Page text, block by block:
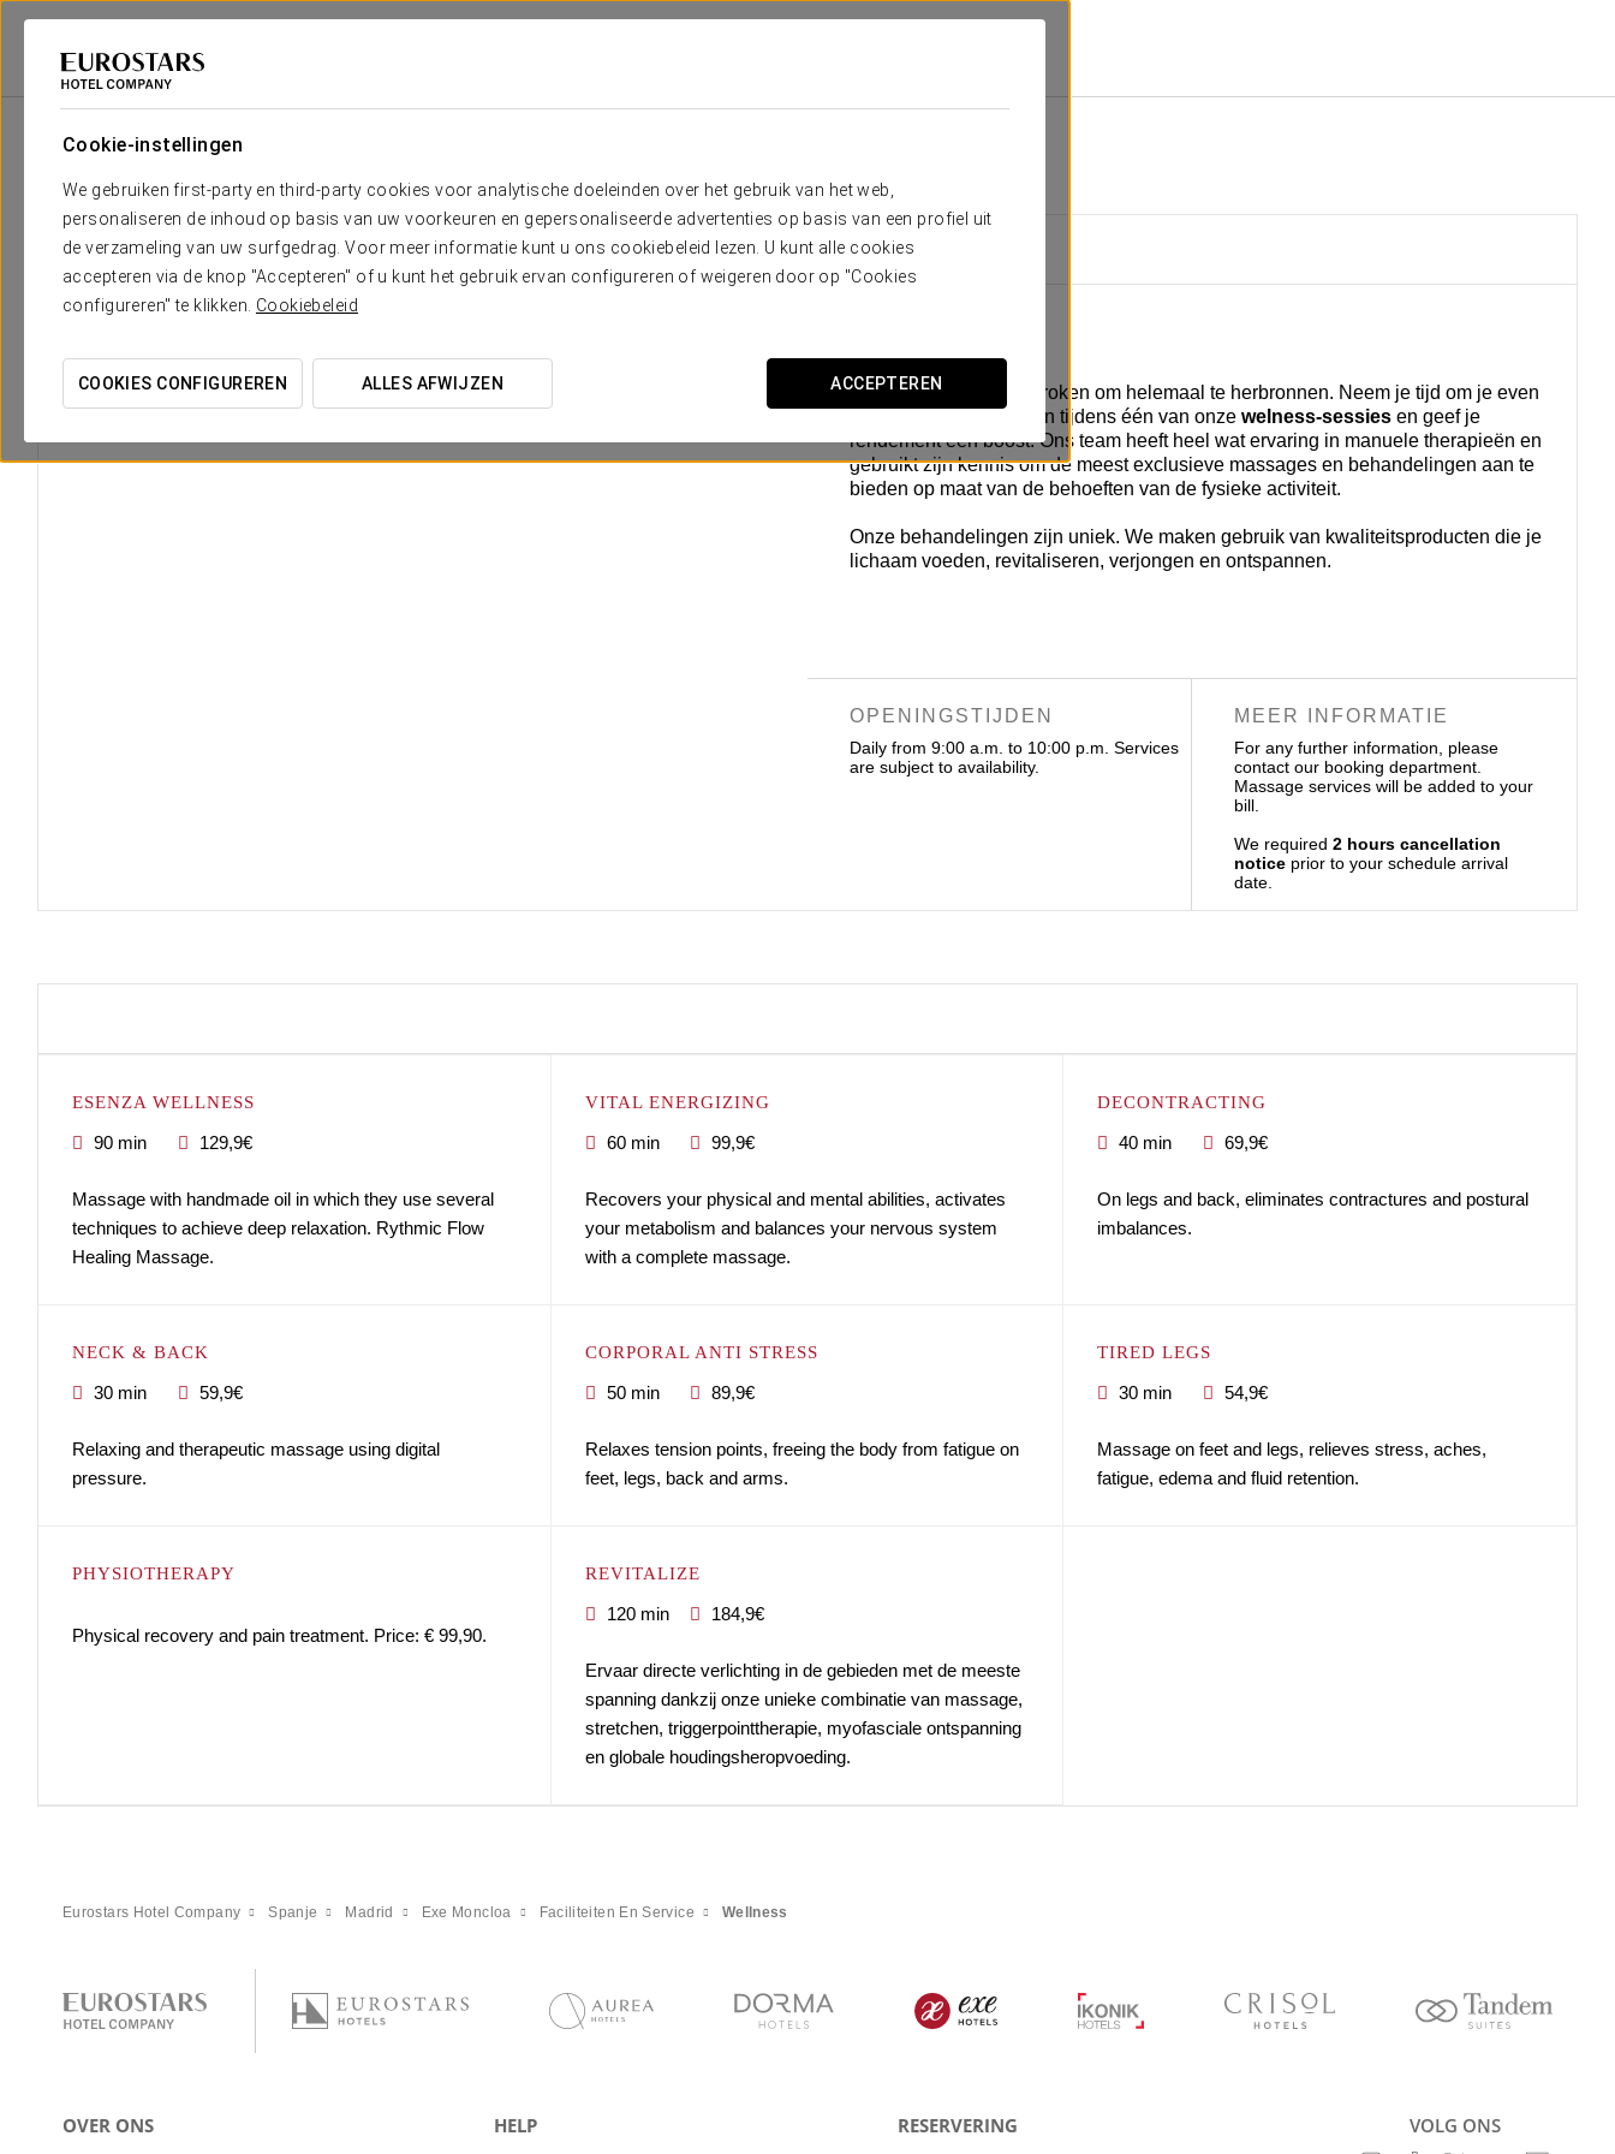
Cookie-instellingen
We gebruiken first-party en third-party cookies voor analytische doeleinden over het gebruik van het web,
personaliseren de inhoud op basis van uw voorkeuren en gepersonaliseerde advertenties op basis van een profiel uit
de verzameling van uw surfgedrag. Voor meer informatie kunt u ons cookiebeleid lezen. U kunt alle cookies
accepteren via de knop "Accepteren" of u kunt het gebruik ervan configureren of weigeren door op "Cookies
configureren" te klikken. Cookiebeleid
COOKIES CONFIGUREREN ALLES AFWIJZEN ACCEPTEREN
Eurostars Hotel Company
Het moment is aangebroken om helemaal te herbronnen. Neem je tijd om je even
helemaal te ontspannen tijdens één van onze welness-sessies en geef je
rendement een boost. Ons team heeft heel wat ervaring in manuele therapieën en
gebruikt zijn kennis om de meest exclusieve massages en behandelingen aan te
bieden op maat van de behoeften van de fysieke activiteit.
Onze behandelingen zijn uniek. We maken gebruik van kwaliteitsproducten die je
lichaam voeden, revitaliseren, verjongen en ontspannen.
OPENINGSTIJDEN
Daily from 9:00 a.m. to 10:00 p.m. Services
are subject to availability.
MEER INFORMATIE
For any further information, please
contact our booking department.
Massage services will be added to your
bill.
We required 2 hours cancellation
notice prior to your schedule arrival
date.
ESENZA WELLNESS
90 min 129,9€
Massage with handmade oil in which they use several
techniques to achieve deep relaxation. Rythmic Flow
Healing Massage.
VITAL ENERGIZING
60 min 99,9€
Recovers your physical and mental abilities, activates
your metabolism and balances your nervous system
with a complete massage.
DECONTRACTING
40 min 69,9€
On legs and back, eliminates contractures and postural
imbalances.
NECK & BACK
30 min 59,9€
Relaxing and therapeutic massage using digital
pressure.
CORPORAL ANTI STRESS
50 min 89,9€
Relaxes tension points, freeing the body from fatigue on
feet, legs, back and arms.
TIRED LEGS
30 min 54,9€
Massage on feet and legs, relieves stress, aches,
fatigue, edema and fluid retention.
PHYSIOTHERAPY
Physical recovery and pain treatment. Price: € 99,90.
REVITALIZE
120 min 184,9€
Ervaar directe verlichting in de gebieden met de meeste
spanning dankzij onze unieke combinatie van massage,
stretchen, triggerpointtherapie, myofasciale ontspanning
en globale houdingsheropvoeding.
Eurostars Hotel Company Spanje Madrid Exe Moncloa Faciliteiten En Service Wellness
OVER ONS
HELP
RESERVERING
VOLG ONS